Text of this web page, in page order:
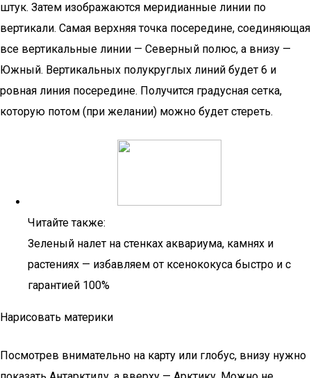
штук. Затем изображаются меридианные линии по
вертикали. Самая верхняя точка посередине, соединяющая
все вертикальные линии — Северный полюс, а внизу —
Южный. Вертикальных полукруглых линий будет 6 и
ровная линия посередине. Получится градусная сетка,
которую потом (при желании) можно будет стереть.
Читайте также:
Зеленый налет на стенках аквариума, камнях и
растениях — избавляем от ксенококуса быстро и с
гарантией 100%
Нарисовать материки
Посмотрев внимательно на карту или глобус, внизу нужно